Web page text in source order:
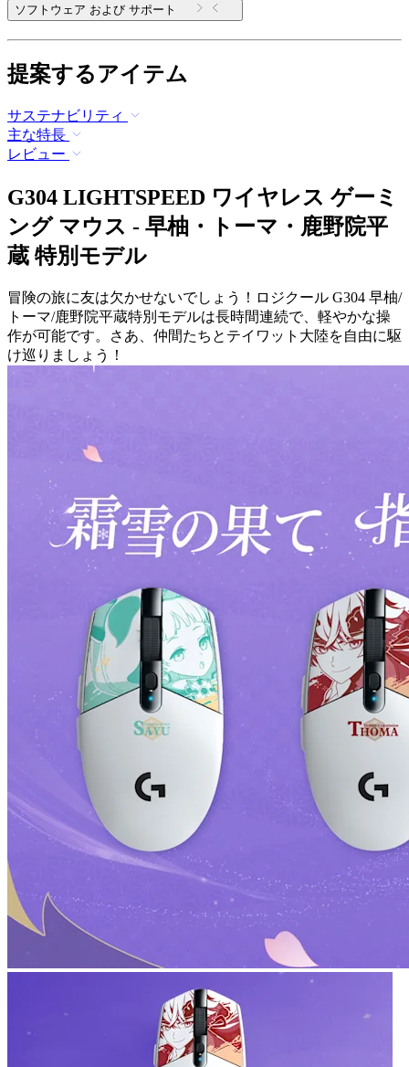
ソフトウェア および サポート
提案するアイテム
サステナビリティ
主な特長
レビュー
G304 LIGHTSPEED ワイヤレス ゲーミ
ング マウス - 早柚・トーマ・鹿野院平
蔵 特別モデル
冒険の旅に友は欠かせないでしょう！ロジクール G304 早柚/
トーマ/鹿野院平蔵特別モデルは長時間連続で、軽やかな操
作が可能です。さあ、仲間たちとテイワット大陸を自由に駆
け巡りましょう！